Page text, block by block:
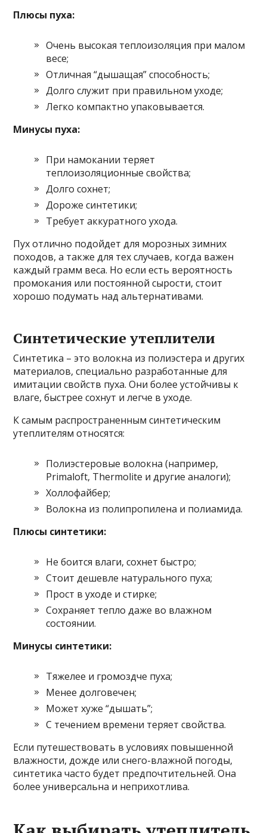
Плюсы пуха:
Очень высокая теплоизоляция при малом
весе;
Отличная “дышащая” способность;
Долго служит при правильном уходе;
Легко компактно упаковывается.
Минусы пуха:
При намокании теряет
теплоизоляционные свойства;
Долго сохнет;
Дороже синтетики;
Требует аккуратного ухода.
Пух отлично подойдет для морозных зимних
походов, а также для тех случаев, когда важен
каждый грамм веса. Но если есть вероятность
промокания или постоянной сырости, стоит
хорошо подумать над альтернативами.
Синтетические утеплители
Синтетика – это волокна из полиэстера и других
материалов, специально разработанные для
имитации свойств пуха. Они более устойчивы к
влаге, быстрее сохнут и легче в уходе.
К самым распространенным синтетическим
утеплителям относятся:
Полиэстеровые волокна (например,
Primaloft, Thermolite и другие аналоги);
Холлофайбер;
Волокна из полипропилена и полиамида.
Плюсы синтетики:
Не боится влаги, сохнет быстро;
Стоит дешевле натурального пуха;
Прост в уходе и стирке;
Сохраняет тепло даже во влажном
состоянии.
Минусы синтетики:
Тяжелее и громоздче пуха;
Менее долговечен;
Может хуже “дышать”;
С течением времени теряет свойства.
Если путешествовать в условиях повышенной
влажности, дожде или снего-влажной погоды,
синтетика часто будет предпочтительней. Она
более универсальна и неприхотлива.